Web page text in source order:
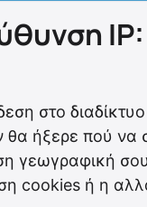
στο
θα ήξερε πού να
γεωγραφική
cookies ή η